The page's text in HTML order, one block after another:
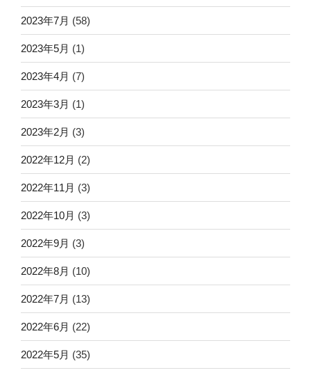
2023年7月 (58)
2023年5月 (1)
2023年4月 (7)
2023年3月 (1)
2023年2月 (3)
2022年12月 (2)
2022年11月 (3)
2022年10月 (3)
2022年9月 (3)
2022年8月 (10)
2022年7月 (13)
2022年6月 (22)
2022年5月 (35)